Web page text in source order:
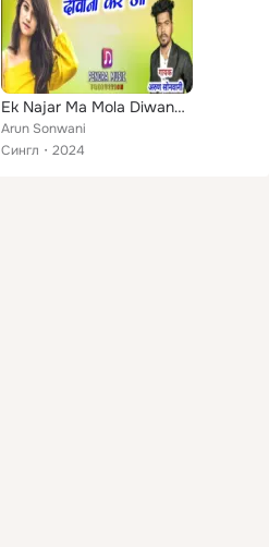
Ek Najar Ma Mola Diwana Kare O
Arun Sonwani
Сингл
2024